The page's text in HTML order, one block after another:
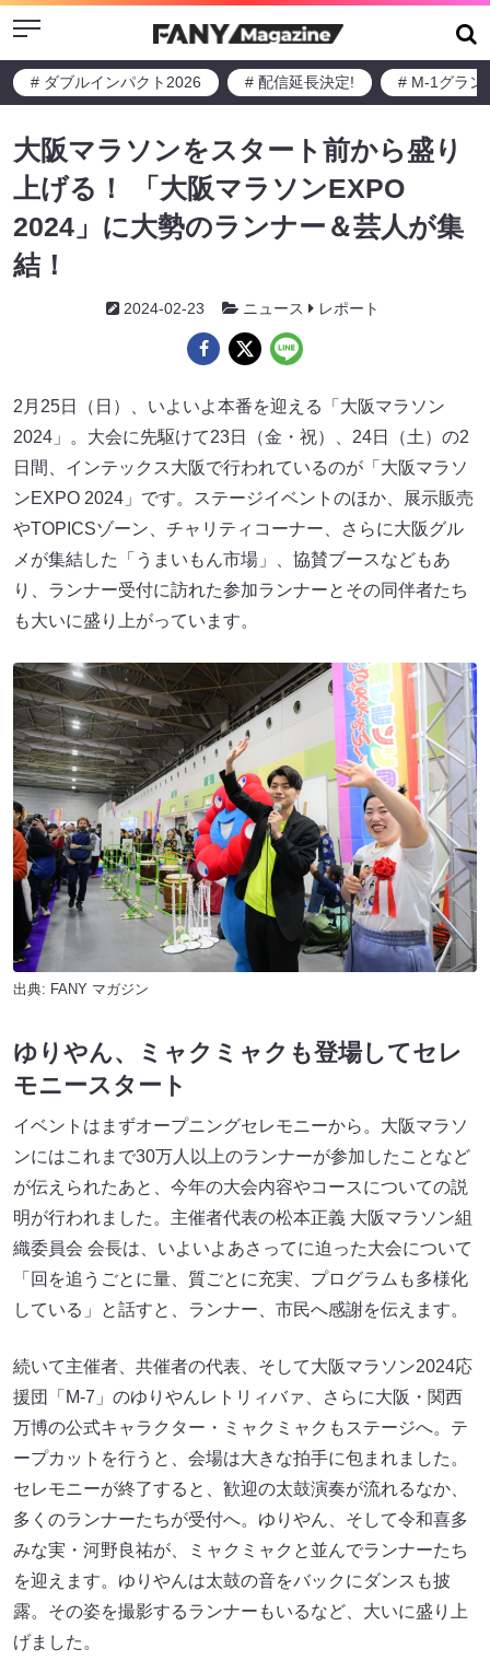
Menu
# ダブルインパクト2026 # 配信延長決定! # M-1グラン
大阪マラソンをスタート前から盛り
上げる！ 「大阪マラソンEXPO
2024」に大勢のランナー＆芸人が集
結！
2024-02-23 ニュース レポート
2月25日（日）、いよいよ本番を迎える「大阪マラソン
2024」。大会に先駆けて23日（金・祝）、24日（土）の2
日間、インテックス大阪で行われているのが「大阪マラソ
ンEXPO 2024」です。ステージイベントのほか、展示販売
やTOPICSゾーン、チャリティコーナー、さらに大阪グル
メが集結した「うまいもん市場」、協賛ブースなどもあ
り、ランナー受付に訪れた参加ランナーとその同伴者たち
も大いに盛り上がっています。
出典: FANY マガジン
ゆりやん、ミャクミャクも登場してセレ
モニースタート
イベントはまずオープニングセレモニーから。大阪マラソ
ンにはこれまで30万人以上のランナーが参加したことなど
が伝えられたあと、今年の大会内容やコースについての説
明が行われました。主催者代表の松本正義 大阪マラソン組
織委員会 会長は、いよいよあさってに迫った大会について
「回を追うごとに量、質ごとに充実、プログラムも多様化
している」と話すと、ランナー、市民へ感謝を伝えます。
続いて主催者、共催者の代表、そして大阪マラソン2024応
援団「M-7」のゆりやんレトリィバァ、さらに大阪・関西
万博の公式キャラクター・ミャクミャクもステージへ。テ
ープカットを行うと、会場は大きな拍手に包まれました。
セレモニーが終了すると、歓迎の太鼓演奏が流れるなか、
多くのランナーたちが受付へ。ゆりやん、そして令和喜多
みな実・河野良祐が、ミャクミャクと並んでランナーたち
を迎えます。ゆりやんは太鼓の音をバックにダンスも披
露。その姿を撮影するランナーもいるなど、大いに盛り上
げました。